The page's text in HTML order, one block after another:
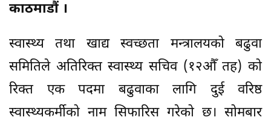
काठमाडौं ।
स्वास्थ्य तथा खाद्य स्वच्छता मन्त्रालयको बढुवा
समितिले अतिरिक्त स्वास्थ्य सचिव (१२औँ तह) को
रिक्त एक पदमा बढुवाका लागि दुई वरिष्ठ
स्वास्थ्यकर्मीको नाम सिफारिस गरेको छ। सोमबार